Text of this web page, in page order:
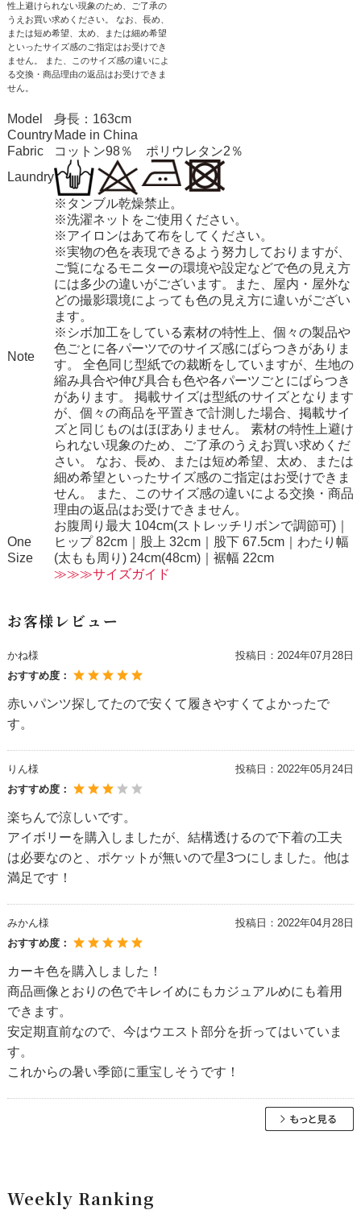
性上避けられない現象のため、ご了承の
うえお買い求めください。 なお、長め、
または短め希望、太め、または細め希望
といったサイズ感のご指定はお受けでき
ません。 また、このサイズ感の違いによ
る交換・商品理由の返品はお受けできま
せん。
Model
身長：163cm
Country Made in China
Fabric
コットン98％ ポリウレタン2％
Laundry
Note
※タンブル乾燥禁止。
※洗濯ネットをご使用ください。
※アイロンはあて布をしてください。
※実物の色を表現できるよう努力しておりますが、
ご覧になるモニターの環境や設定などで色の見え方
には多少の違いがございます。また、屋内・屋外な
どの撮影環境によっても色の見え方に違いがござい
ます。
※シボ加工をしている素材の特性上、個々の製品や
色ごとに各パーツでのサイズ感にばらつきがありま
す。 全色同じ型紙での裁断をしていますが、生地の
縮み具合や伸び具合も色や各パーツごとにばらつき
があります。 掲載サイズは型紙のサイズとなります
が、個々の商品を平置きで計測した場合、掲載サイ
ズと同じものはほぼありません。 素材の特性上避け
られない現象のため、ご了承のうえお買い求めくだ
さい。 なお、長め、または短め希望、太め、または
細め希望といったサイズ感のご指定はお受けできま
せん。 また、このサイズ感の違いによる交換・商品
理由の返品はお受けできません。
One
Size
お腹周り最大 104cm(ストレッチリボンで調節可)｜
ヒップ 82cm｜股上 32cm｜股下 67.5cm｜わたり幅
(太もも周り) 24cm(48cm)｜裾幅 22cm
≫≫≫サイズガイド
お客様レビュー
かね様 投稿日： 2024年07月28日
おすすめ度：
赤いパンツ探してたので安くて履きやすくてよかったで
す。
りん様 投稿日： 2022年05月24日
おすすめ度：
楽ちんで涼しいです。
アイボリーを購入しましたが、結構透けるので下着の工夫
は必要なのと、ポケットが無いので星3つにしました。他は
満足です！
みかん様 投稿日： 2022年04月28日
おすすめ度：
カーキ色を購入しました！
商品画像とおりの色でキレイめにもカジュアルめにも着用
できます。
安定期直前なので、今はウエスト部分を折ってはいていま
す。
これからの暑い季節に重宝しそうです！
Weekly Ranking